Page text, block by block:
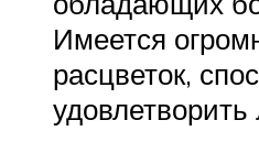
Имеется
расцветок,